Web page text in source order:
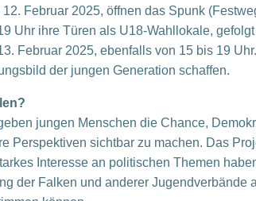
Februar 2025, öffnen das Spunk
Uhr ihre Türen als U18-Wahllokale,
Februar 2025, ebenfalls von 15 bis 19
der jungen Generation schaffen.
jungen Menschen die Chance,
Perspektiven sichtbar zu machen. Das
Interesse an politischen Themen
der Falken und anderer